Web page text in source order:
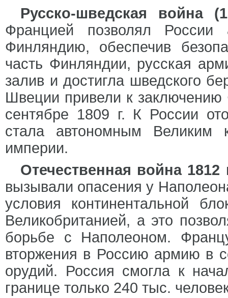
Русско-шведская война
Францией позволял России
Финляндию, обеспечив
часть Финляндии, русская
залив и достигла шведского
Швеции привели к заключению
сентябре 1809 г. К России
стала автономным Великим
империи.
Отечественная война 1812
вызывали опасения у
условия континентальной
Великобританией, а это
борьбе с Наполеоном.
вторжения в Россию армию в
орудий. Россия смогла к
границе только 240 тыс.